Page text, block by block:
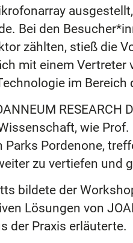
Bei den
zählten, stieß die
mit einem
im
wie
Pordenone,
zu vertiefen und
bildete der
Lösungen von
der Praxis erläuterte.